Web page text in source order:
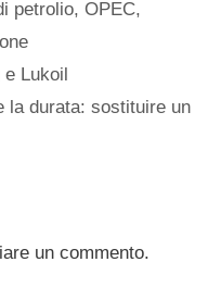
petrolio,OPEC,
Lukoil
la durata: sostituire un
un commento.